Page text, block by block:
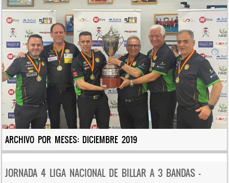
ARCHIVO POR MESES: DICIEMBRE 2019
JORNADA 4 LIGA NACIONAL DE BILLAR A 3 BANDAS –